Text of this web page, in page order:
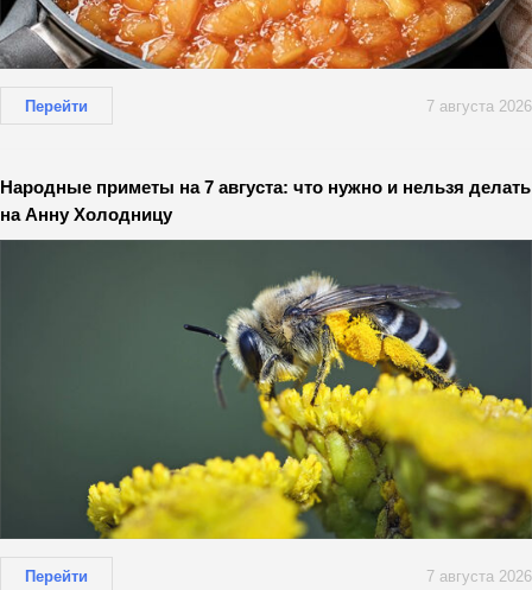
Перейти 7 августа 2026
Народные приметы на 7 августа: что нужно и нельзя делать
на Анну Холодницу
Перейти 7 августа 2026